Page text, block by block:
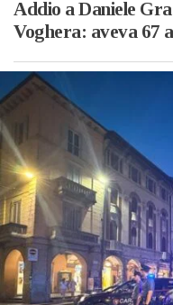
Addio a Daniele
Voghera: aveva 67